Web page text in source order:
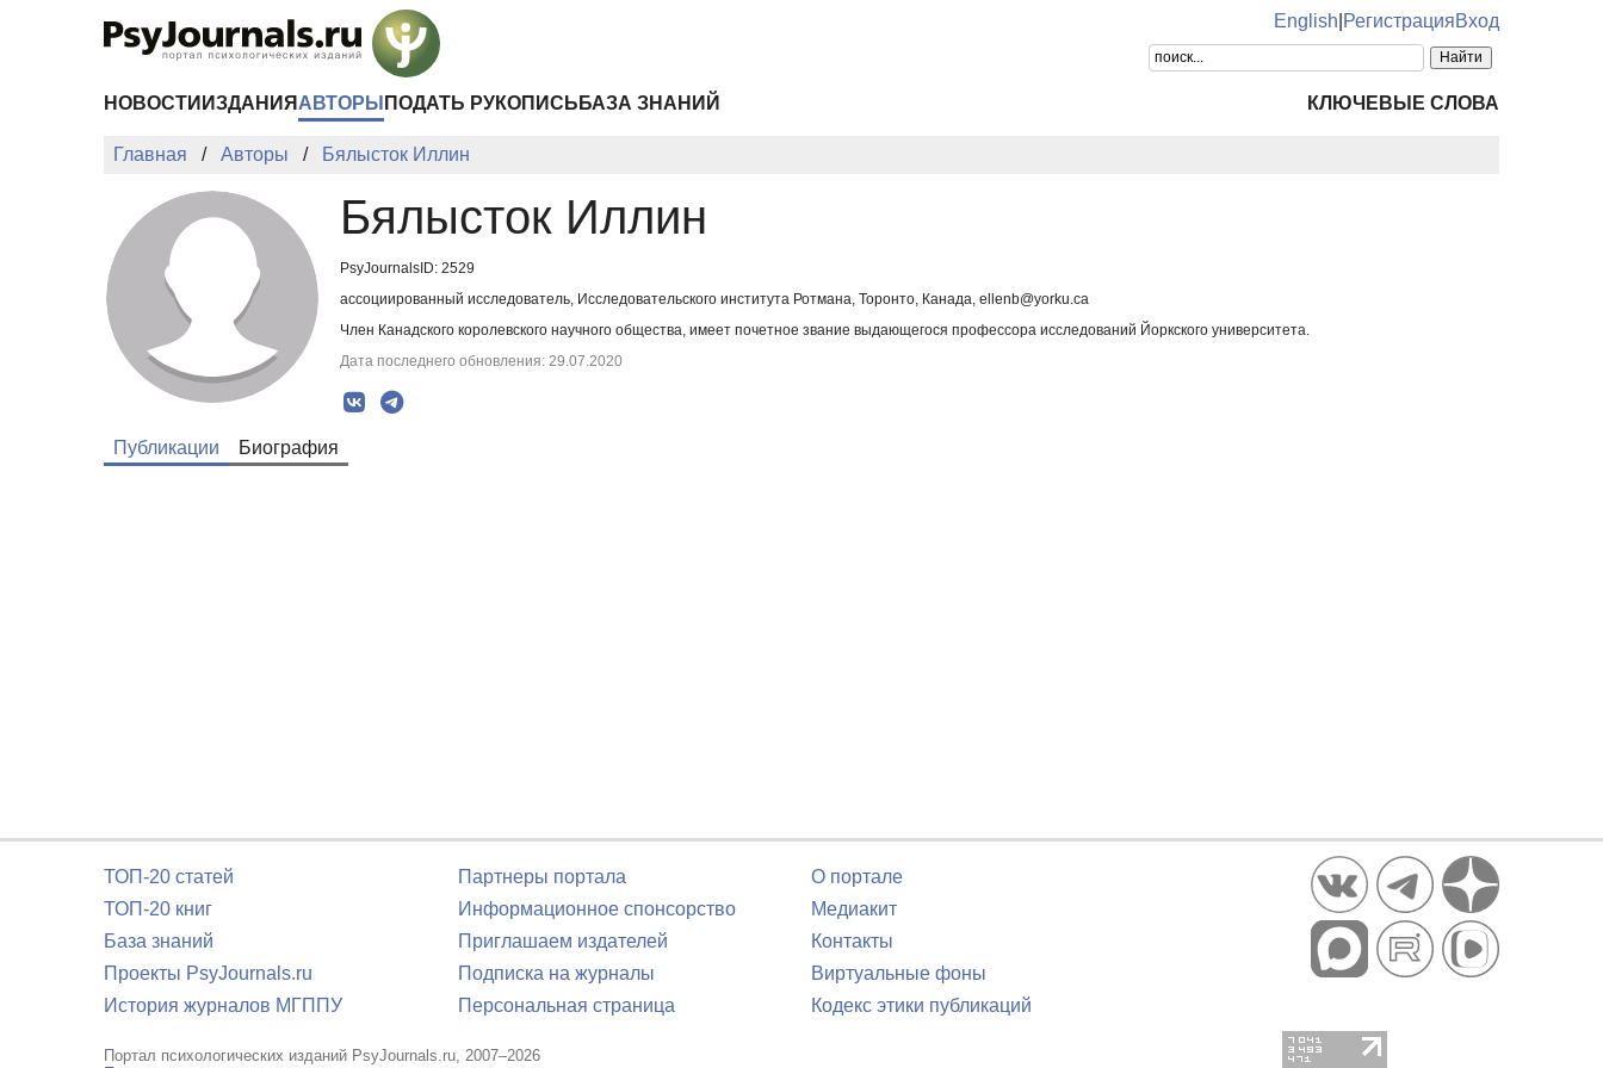
English РегистрацияВход
НОВОСТИ ИЗДАНИЯ АВТОРЫ ПОДАТЬ РУКОПИСЬ БАЗА ЗНАНИЙ КЛЮЧЕВЫЕ СЛОВА
Главная Авторы Бялысток Иллин
Бялысток Иллин
PsyJournalsID: 2529
ассоциированный исследователь, Исследовательского института Ротмана, Торонто, Канада, ellenb@yorku.ca
Член Канадского королевского научного общества, имеет почетное звание выдающегося профессора исследований Йоркского университета.
Дата последнего обновления: 29.07.2020
Публикации Биография
ТОП-20 статей
ТОП-20 книг
База знаний
Проекты PsyJournals.ru
История журналов МГППУ
Партнеры портала
Информационное спонсорство
Приглашаем издателей
Подписка на журналы
Персональная страница
О портале
Медиакит
Контакты
Виртуальные фоны
Кодекс этики публикаций
Портал психологических изданий PsyJournals.ru, 2007–2026